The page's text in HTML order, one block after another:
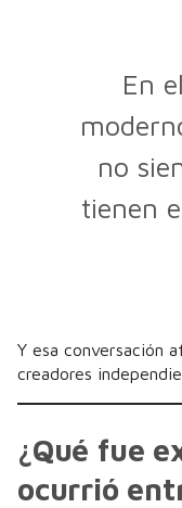
En
no
tienen
Y esa conversación
creadores
¿Qué fue
ocurrió